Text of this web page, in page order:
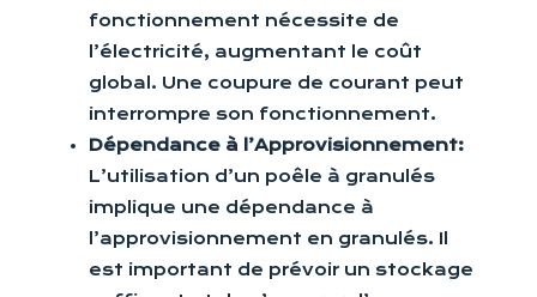
fonctionnement nécessite de
l’électricité, augmentant le coût
global. Une coupure de courant peut
interrompre son fonctionnement.
Dépendance à l’Approvisionnement:
L’utilisation d’un poêle à granulés
implique une dépendance à
l’approvisionnement en granulés. Il
est important de prévoir un stockage